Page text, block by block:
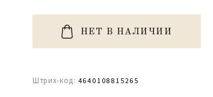
НЕТ В НАЛИЧИИ
Штрих-код: 4640108815265